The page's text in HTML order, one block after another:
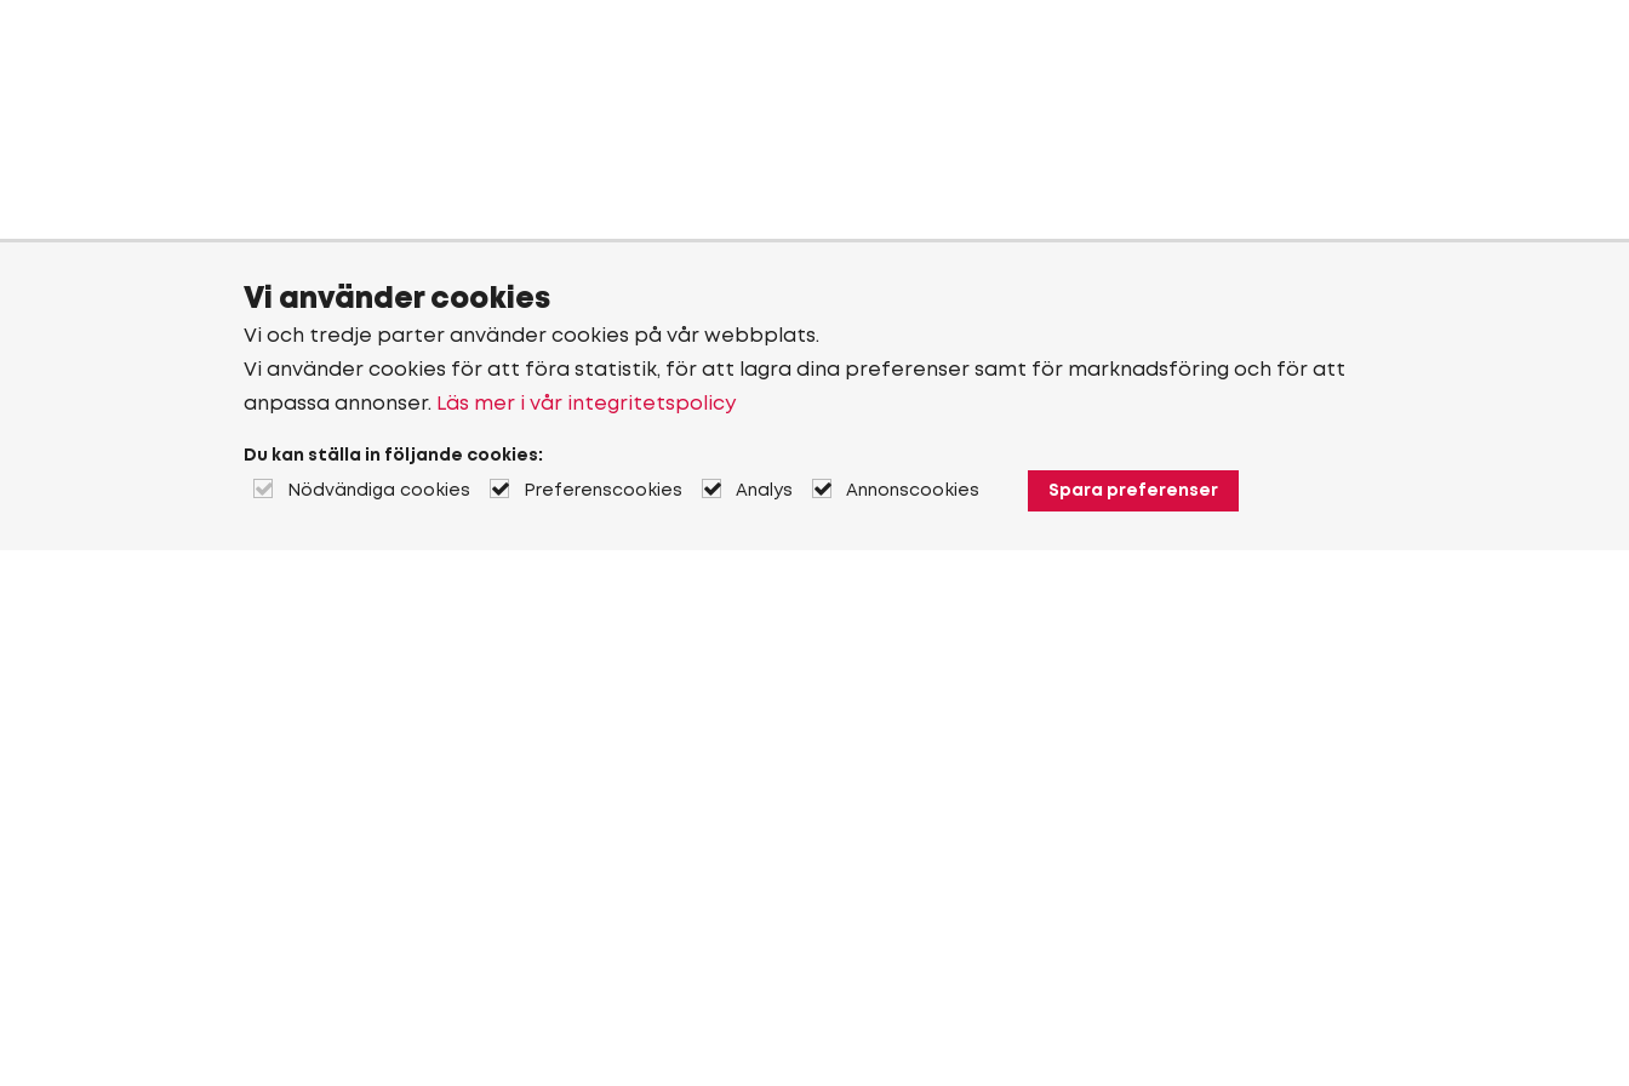
Vi använder cookies
Vi och tredje parter använder cookies på vår webbplats.
Vi använder cookies för att föra statistik, för att lagra dina preferenser samt för marknadsföring och för att
anpassa annonser. Läs mer i vår integritetspolicy
Du kan ställa in följande cookies:
Nödvändiga cookies Preferenscookies Analys Annonscookies Spara preferenser